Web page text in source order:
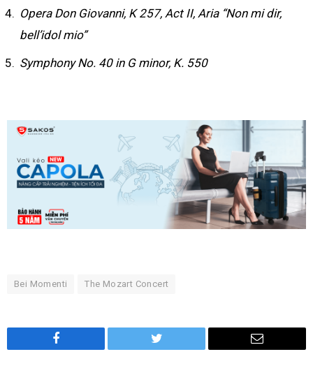
Opera Don Giovanni, K 257, Act II, Aria “Non mi dir,
bell’idol mio”
Symphony No. 40 in G minor, K. 550
Bei Momenti The Mozart Concert
Facebook Twitter Email